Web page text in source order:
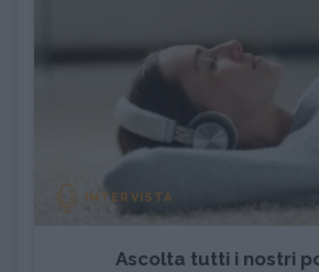
INTERVISTA
Ascolta tutti i nostri